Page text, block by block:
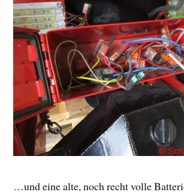
…und eine alte, noch recht volle